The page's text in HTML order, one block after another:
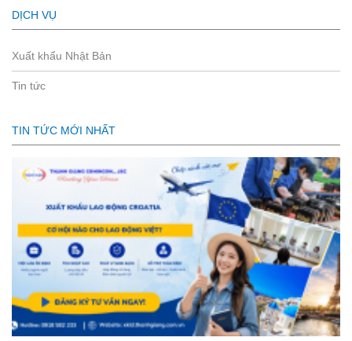
DỊCH VỤ
Xuất khẩu Nhật Bản
Tin tức
TIN TỨC MỚI NHẤT